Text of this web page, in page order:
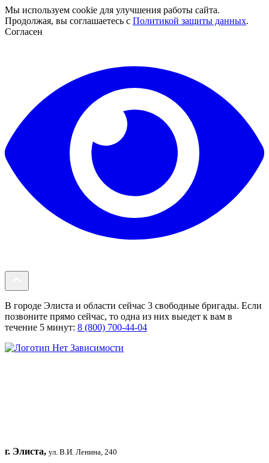
Мы используем cookie для улучшения работы сайта.
Продолжая, вы соглашаетесь с Политикой защиты данных.
Согласен
В городе Элиста и области сейчас 3 свободные бригады. Если
позвоните прямо сейчас, то одна из них выедет к вам в
течение 5 минут: 8 (800) 700-44-04
г. Элиста, ул. В.И. Ленина, 240